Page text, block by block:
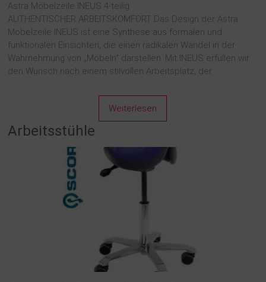
Astra Möbelzeile INEUS 4-teilig
AUTHENTISCHER ARBEITSKOMFORT Das Design der Astra
Möbelzeile INEUS ist eine Synthese aus formalen und
funktionalen Einsichten, die einen radikalen Wandel in der
Wahrnehmung von „Möbeln“ darstellen. Mit INEUS erfüllen wir
den Wunsch nach einem stilvollen Arbeitsplatz, der
Weiterlesen
Arbeitsstühle